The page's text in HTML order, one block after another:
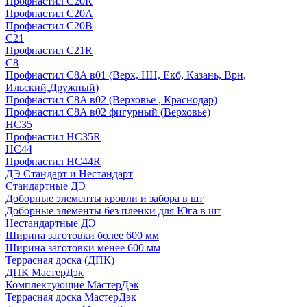
Профнастил С20А
Профнастил С20В
C21
Профнастил С21R
C8
Профнастил С8A в01 (Верх, НН, Екб, Казань, Врн,
Ильский,Дружный)
Профнастил С8A в02 (Верховье , Краснодар)
Профнастил С8A в02 фигурный (Верховье)
HС35
Профнастил HC35R
НС44
Профнастил НС44R
ДЭ Стандарт и Нестандарт
Стандартные ДЭ
Доборные элементы кровли и забора в шт
Доборные элементы без пленки для Юга в шт
Нестандартные ДЭ
Ширина заготовки более 600 мм
Ширина заготовки менее 600 мм
Террасная доска (ДПК)
ДПК МастерДэк
Комплектующие МастерДэк
Террасная доска МастерДэк